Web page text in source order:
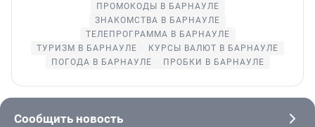
ПРОМОКОДЫ В БАРНАУЛЕ
ЗНАКОМСТВА В БАРНАУЛЕ
ТЕЛЕПРОГРАММА В БАРНАУЛЕ
ТУРИЗМ В БАРНАУЛЕ
КУРСЫ ВАЛЮТ В БАРНАУЛЕ
ПОГОДА В БАРНАУЛЕ
ПРОБКИ В БАРНАУЛЕ
Сообщить новость